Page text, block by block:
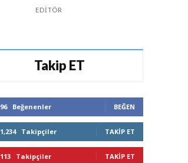
EDITÖR
Takip ET
96 Beğenenler BEĞEN
1,234 Takipçiler TAKIP ET
113 Takipçiler TAKIP ET